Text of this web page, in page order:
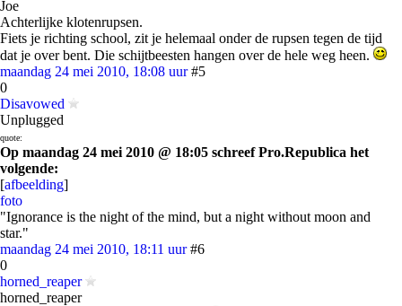
Joe
Achterlijke klotenrupsen.
Fiets je richting school, zit je helemaal onder de rupsen tegen de tijd
dat je over bent. Die schijtbeesten hangen over de hele weg heen.
maandag 24 mei 2010, 18:08 uur #5
0
Disavowed
Unplugged
quote:
Op maandag 24 mei 2010 @ 18:05 schreef Pro.Republica het
volgende:
[afbeelding]
foto
"Ignorance is the night of the mind, but a night without moon and
star."
maandag 24 mei 2010, 18:11 uur #6
0
horned_reaper
horned_reaper